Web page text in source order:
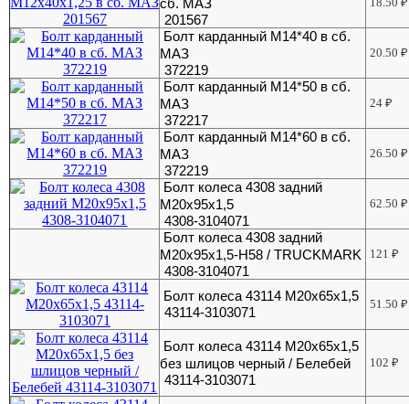
сб. МАЗ
201567
Болт карданный М14*40 в сб.
МАЗ
372219
20.50₽
Болт карданный М14*50 в сб.
МАЗ
372217
24₽
Болт карданный М14*60 в сб.
МАЗ
372219
26.50₽
Болт колеса 4308 задний
М20х95х1,5
4308-3104071
62.50₽
Болт колеса 4308 задний
М20х95х1,5-H58 / TRUCKMARK
4308-3104071
121₽
Болт колеса 43114 М20х65х1,5
43114-3103071
51.50₽
Болт колеса 43114 М20х65х1,5
без шлицов черный / Белебей
43114-3103071
102₽